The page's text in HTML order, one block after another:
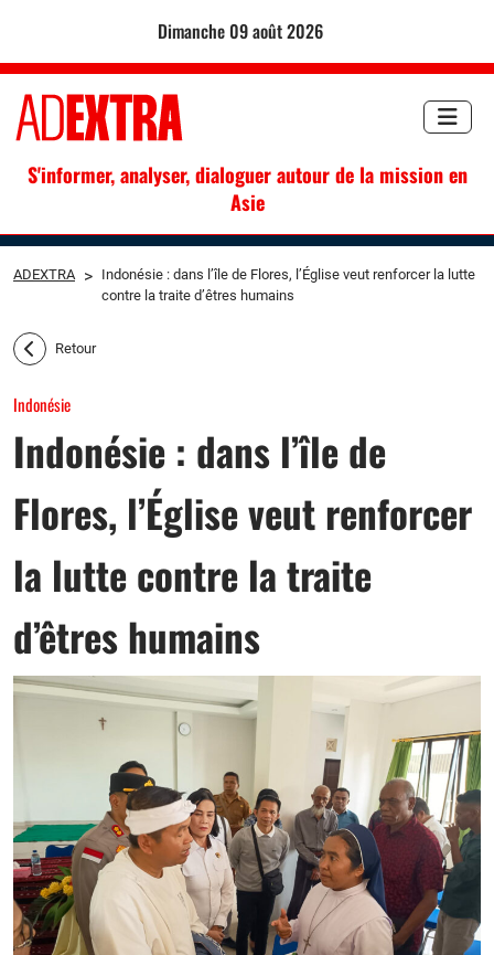
dimanche 09 août 2026
S'informer, analyser, dialoguer autour de la mission en
Asie
ADEXTRA > Indonésie : dans l’île de Flores, l’Église veut renforcer la lutte
contre la traite d’êtres humains
Retour
Indonésie
Indonésie : dans l’île de
Flores, l’Église veut renforcer
la lutte contre la traite
d’êtres humains